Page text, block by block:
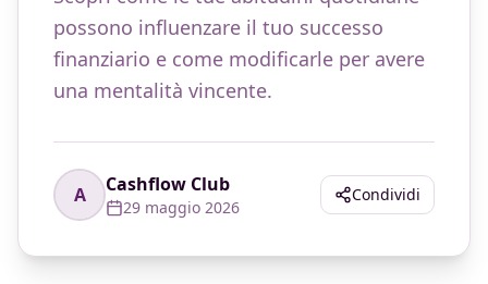
possono influenzare il tuo successo
finanziario e come modificarle per avere
una mentalità vincente.
A Cashflow Club
29 maggio 2026
Condividi